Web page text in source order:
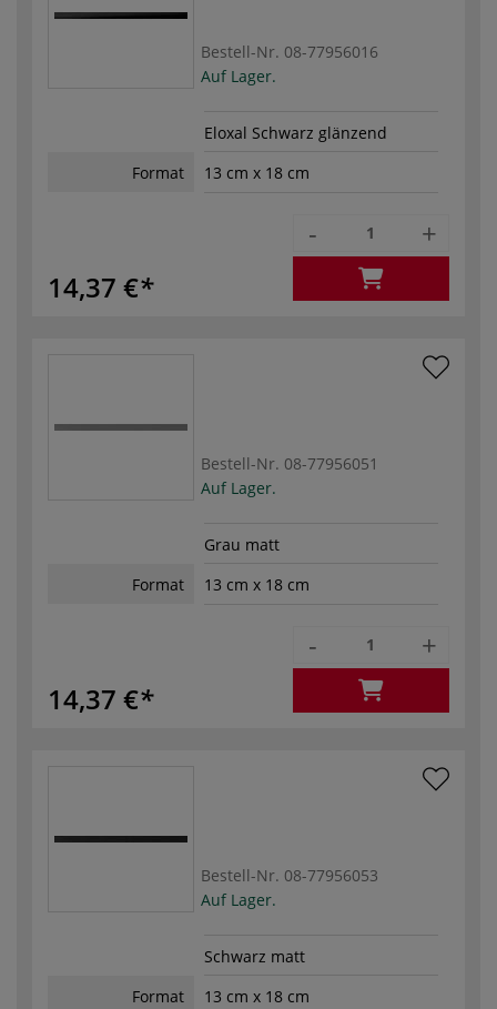
Bestell-Nr. 08-77956016
Auf Lager.
Eloxal Schwarz glänzend
Format
13 cm x 18 cm
14,37 €
- +
Bestell-Nr. 08-77956051
Auf Lager.
Grau matt
Format
13 cm x 18 cm
14,37 €
- +
Bestell-Nr. 08-77956053
Auf Lager.
Schwarz matt
Format
13 cm x 18 cm